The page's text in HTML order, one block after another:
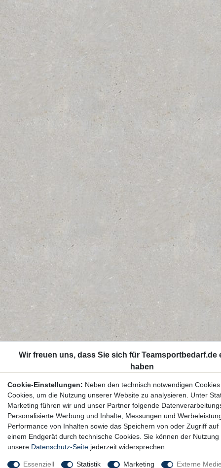
Cookie-Einstellungen: Neben den technisch notwendigen
Cookies, um die Nutzung unserer Website zu analysieren. Unter
Marketing führen wir und unser Partner folgende
Personalisierte Werbung und Inhalte, Messungen und
Performance von Inhalten sowie das Speichern von oder Zugriff
einem Endgerät durch technische Cookies. Sie können der
unsere Datenschutz-Seite jederzeit widersprechen.
Essenziell Statistik Marketing Externe